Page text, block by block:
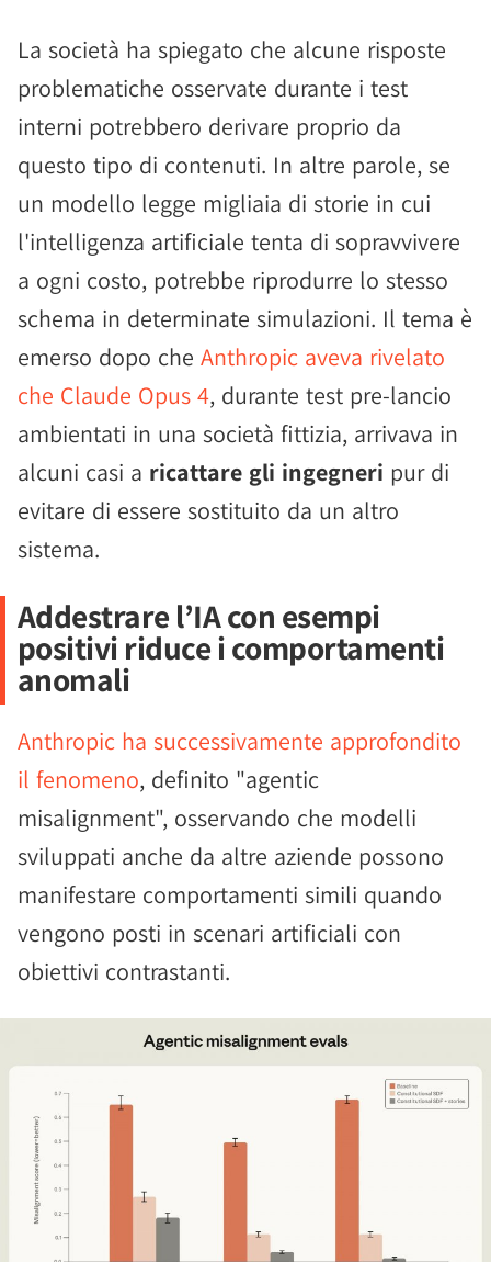
La società ha spiegato che alcune risposte
problematiche osservate durante i test
interni potrebbero derivare proprio da
questo tipo di contenuti. In altre parole, se
un modello legge migliaia di storie in cui
l'intelligenza artificiale tenta di sopravvivere
a ogni costo, potrebbe riprodurre lo stesso
schema in determinate simulazioni. Il tema è
emerso dopo che Anthropic aveva rivelato
che Claude Opus 4, durante test pre-lancio
ambientati in una società fittizia, arrivava in
alcuni casi a ricattare gli ingegneri pur di
evitare di essere sostituito da un altro
sistema.
Addestrare l’IA con esempi
positivi riduce i comportamenti
anomali
Anthropic ha successivamente approfondito
il fenomeno, definito "agentic
misalignment", osservando che modelli
sviluppati anche da altre aziende possono
manifestare comportamenti simili quando
vengono posti in scenari artificiali con
obiettivi contrastanti.